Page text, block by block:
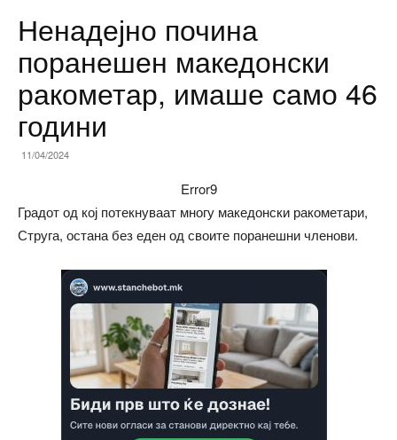
Ненадејно почина
поранешен македонски
ракометар, имаше само 46
години
11/04/2024
Error9
Градот од кој потекнуваат многу македонски ракометари,
Струга, остана без еден од своите поранешни членови.